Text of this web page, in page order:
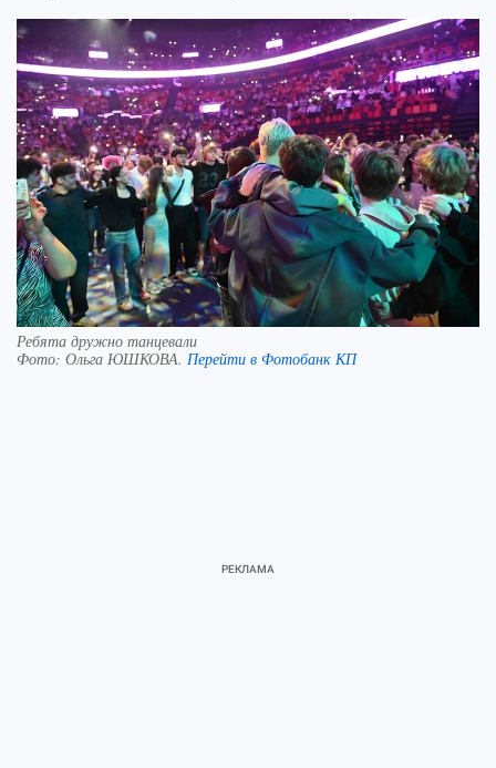
Ребята дружно танцевали
Фото: Ольга ЮШКОВА. Перейти в Фотобанк КП